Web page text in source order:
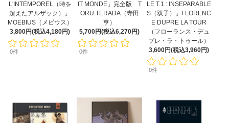
L'INTEMPOREL（時を
超えたアルザック）」
MOEBIUS（メビウス）
3,800円(税込4,180円)
0件
IT MONDE」完全版 T
ORU TERADA（寺田
亨）
5,700円(税込6,270円)
0件
LE T.1 : INSEPARABLE
S（双子）」FLORENC
E DUPRE LA TOUR
（フローランス・デュ
プレ・ラ・トゥール）
3,600円(税込3,960円)
0件